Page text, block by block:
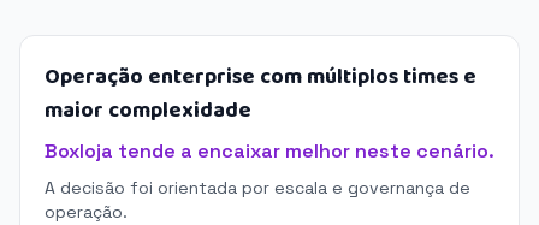
Operação enterprise com múltiplos times e
maior complexidade
Boxloja tende a encaixar melhor neste cenário.
A decisão foi orientada por escala e governança de
operação.